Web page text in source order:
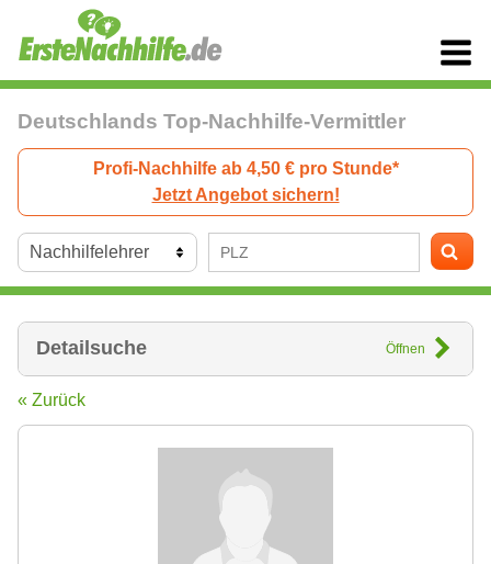
Deutschlands Top-Nachhilfe-Vermittler
Profi-Nachhilfe ab 4,50 € pro Stunde*
Jetzt Angebot sichern!
Detailsuche Öffnen
« Zurück